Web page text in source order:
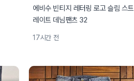
에비수 빈티지 레터링 로고 슬림 스트
레이트 데님팬츠 32
17시간 전